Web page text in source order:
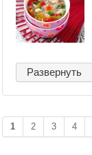
Развернуть
1 2 3 4